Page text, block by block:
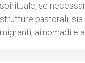
spirituale, se
strutture pastorali, sia
migranti, ai nomadi e